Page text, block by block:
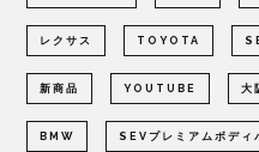
レクサス TOYOTA
新商品 YOUTUBE 大
BMW SEVプレミアムボディ